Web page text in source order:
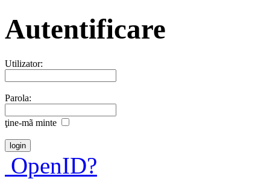
Autentificare
Utilizator:
Parola:
ţine-mã minte
OpenID?